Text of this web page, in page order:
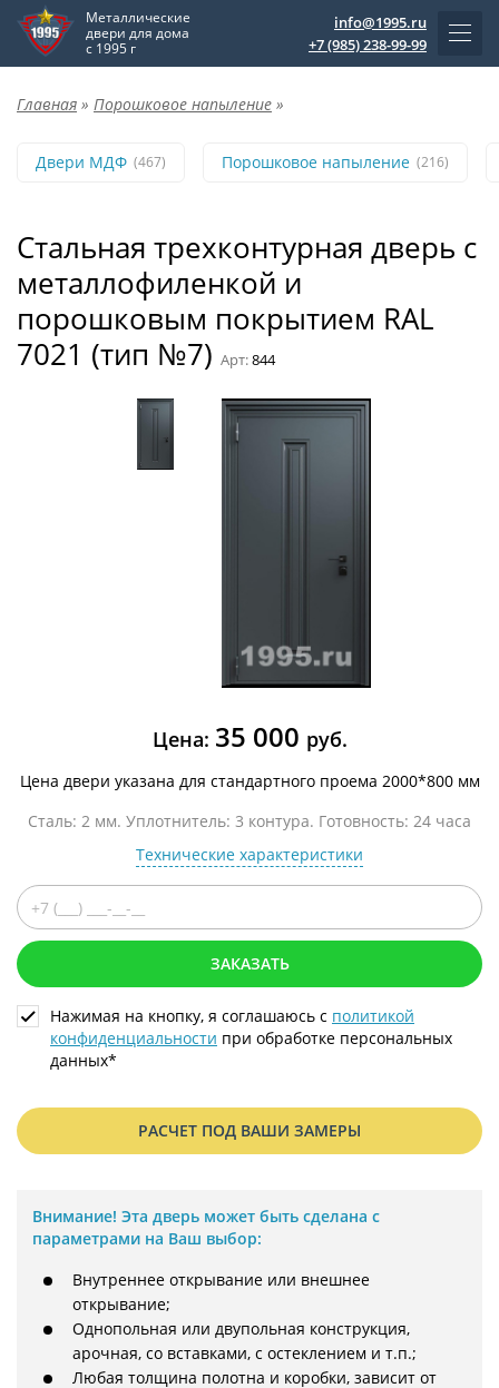
Металлические
двери для дома
с 1995 г
info@1995.ru
+7 (985) 238-99-99
Главная » Порошковое напыление »
Двери МДФ (467) Порошковое напыление (216)
Стальная трехконтурная дверь с
металлофиленкой и
порошковым покрытием RAL
7021 (тип №7) Арт:844
Цена: 35 000 руб.
Цена двери указана для стандартного проема 2000*800 мм
Сталь: 2 мм. Уплотнитель: 3 контура. Готовность: 24 часа
Технические характеристики
ЗАКАЗАТЬ
Нажимая на кнопку, я соглашаюсь с политикой
конфиденциальности при обработке персональных
данных*
РАСЧЕТ ПОД ВАШИ ЗАМЕРЫ
Внимание! Эта дверь может быть сделана с
параметрами на Ваш выбор:
Внутреннее открывание или внешнее
открывание;
Однопольная или двупольная конструкция,
арочная, со вставками, с остеклением и т.п.;
Любая толщина полотна и коробки, зависит от